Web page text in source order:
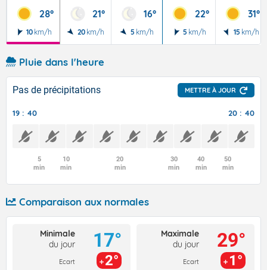
28°
10 km/h
21°
20 km/h
16°
5 km/h
22°
5 km/h
31°
15 km/h
Pluie dans l'heure
Pas de précipitations METTRE À JOUR
19 : 40 20 : 40
5
min
10
min
20
min
30
min
40
min
50
min
Comparaison aux normales
Minimale
du jour
Ecart
17°
2°
Maximale
du jour
Ecart
29°
1°